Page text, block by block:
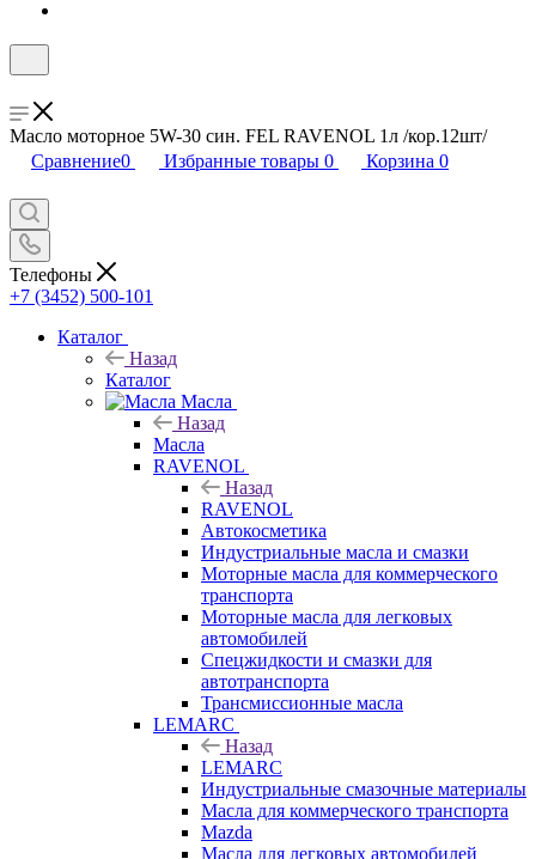
Масло моторное 5W-30 син. FEL RAVENOL 1л /кор.12шт/
Сравнение0 Избранные товары 0 Корзина 0
Телефоны
+7 (3452) 500-101
Каталог
Назад
Каталог
Масла
Назад
Масла
RAVENOL
Назад
RAVENOL
Автокосметика
Индустриальные масла и смазки
Моторные масла для коммерческого
транспорта
Моторные масла для легковых
автомобилей
Спецжидкости и смазки для
автотранспорта
Трансмиссионные масла
LEMARC
Назад
LEMARC
Индустриальные смазочные материалы
Масла для коммерческого транспорта
Mazda
Масла для легковых автомобилей